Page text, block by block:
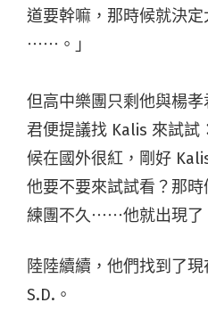
道要幹嘛，那時候就決定
⋯⋯。」​
但高中樂團只剩他與楊
君便提議找 Kalis 來試
候在國外很紅，剛好
他要不要來試試看？那
練團不久⋯⋯他就出現了
陸陸續續，他們找到了
S.D.。